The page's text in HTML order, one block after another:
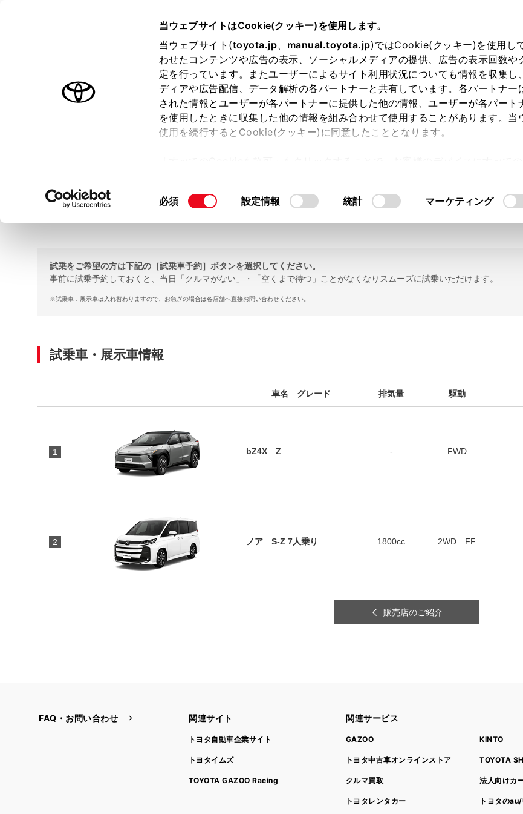
当ウェブサイトはCookie(クッキー)を使用します。
当ウェブサイト(toyota.jp、 manual.toyota.jp)ではCookie(クッキー)を使用し
わせたコンテンツや広告の表示、ソーシャルメディアの提供、広告の表示回数や
定を行っています。またユーザーによるサイト利用状況についても情報を収集し
ディアや広告配信、データ解析の各パートナーと共有しています。各パートナー
された情報とユーザーが各パートナーに提供した他の情報、ユーザーが各パート
を使用したときに収集した他の情報を組み合わせて使用することがあります。当
使用を続行するとCookie(クッキー)に同意したこととなります。
て」をご覧ください。
同
択
必須 設定情報 統計 マーケティング
オーナーサポート トピックス
試乗車・展示車検索
大阪トヨペット 阿倍野店
TEL 06-6623-0051
試乗をご希望の方は下記の［試乗車予約］ボタンを選択してください。
事前に試乗予約しておくと、当日「クルマがない」・「空くまで待つ」ことがなくなりスムーズに試乗いただけます。
※試乗車．展示車は入れ替わりますので、お急ぎの場合は各店舗へ直接お問い合わせください。
試乗車・展示車情報
車名 グレード 排気量 駆動
1 bZ4X Z - FWD
2 ノア S-Z 7人乗り 1800cc 2WD FF
販売店のご紹介
FAQ・お問い合わせ 関連サイト
トヨタ自動車企業サイト
トヨタイムズ
TOYOTA GAZOO Racing
関連サービス
GAZOO
トヨタ中古車オンラインストア
クルマ買取
トヨタレンタカー
KINTO
TOYOTA
法人向けカ
トヨタの